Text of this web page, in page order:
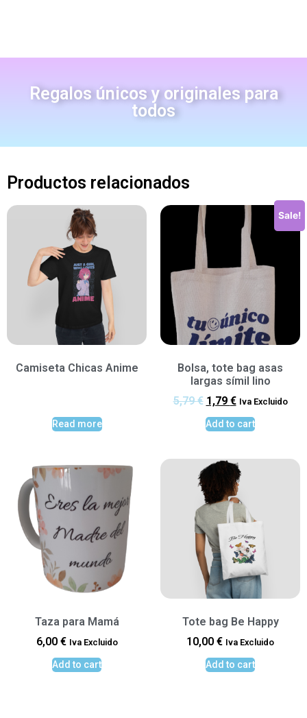
Regalos únicos y originales para
todos
Productos relacionados
Camiseta Chicas Anime
Read more
Sale!
Bolsa, tote bag asas
largas símil lino
5,79€ 1,79 € Iva Excluido
Add to cart
Taza para Mamá
6,00 € Iva Excluido
Add to cart
Tote bag Be Happy
10,00 € Iva Excluido
Add to cart